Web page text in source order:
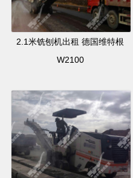
2.1米铣刨机出租 德国维特根
W2100